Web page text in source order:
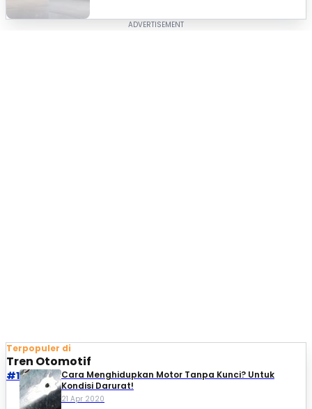
Terpopuler di
Tren Otomotif
#1
Cara Menghidupkan Motor Tanpa Kunci? Untuk
Kondisi Darurat!
21 Apr 2020